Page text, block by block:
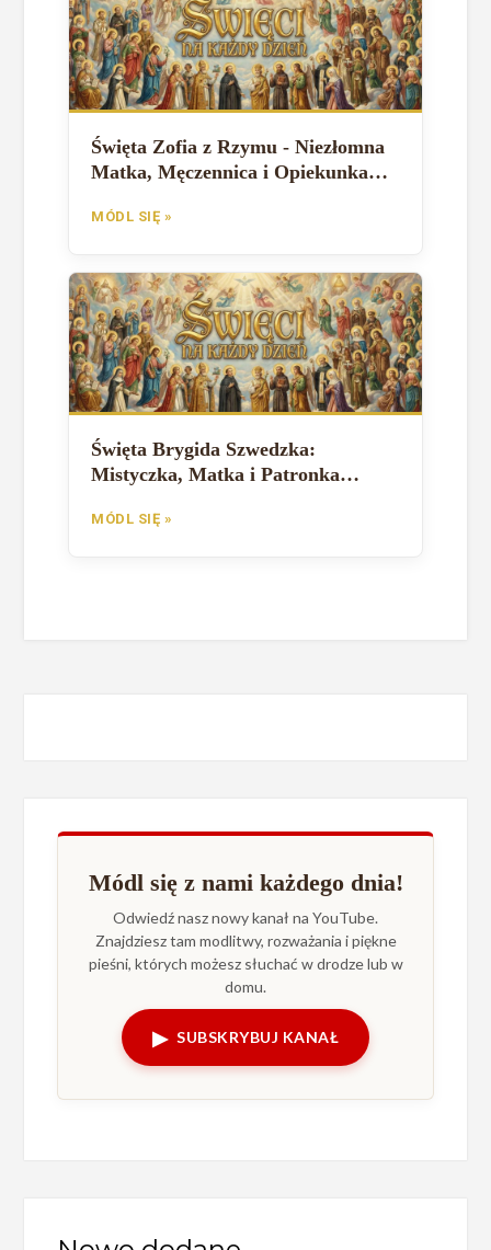
Święta Zofia z Rzymu - Niezłomna
Matka, Męczennica i Opiekunka
MÓDL SIĘ »
Święta Brygida Szwedzka:
Mistyczka, Matka i Patronka
MÓDL SIĘ »
Módl się z nami każdego dnia!
Odwiedź nasz nowy kanał na YouTube.
Znajdziesz tam modlitwy, rozważania i piękne
pieśni, których możesz słuchać w drodze lub w
domu.
▶ SUBSKRYBUJ KANAŁ